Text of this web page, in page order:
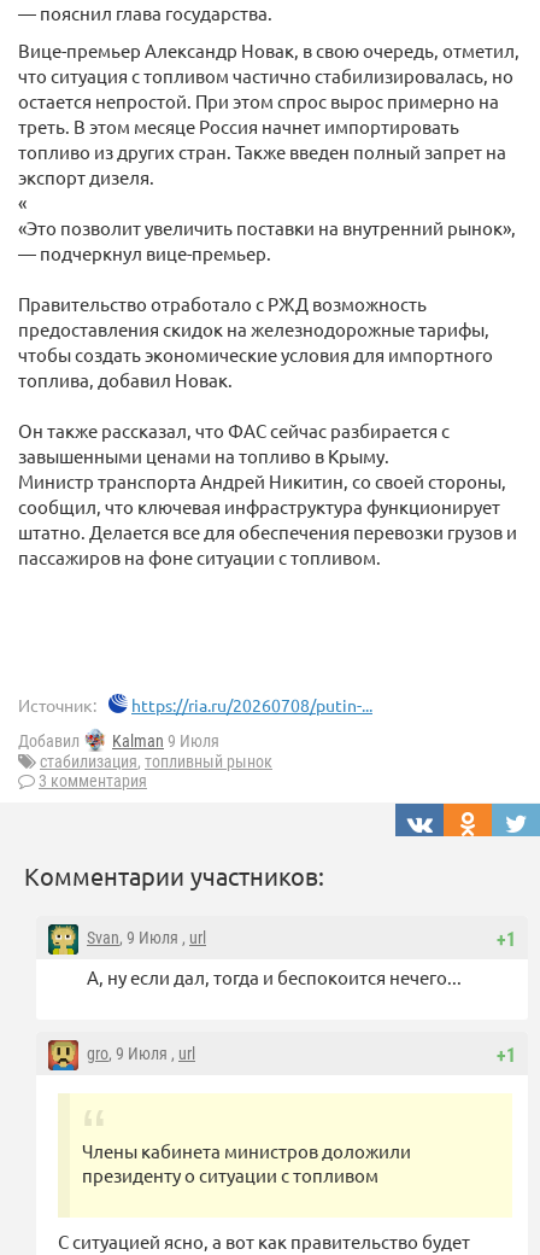
— пояснил глава государства.
Вице-премьер Александр Новак, в свою очередь, отметил,
что ситуация с топливом частично стабилизировалась, но
остается непростой. При этом спрос вырос примерно на
треть. В этом месяце Россия начнет импортировать
топливо из других стран. Также введен полный запрет на
экспорт дизеля.
«
«Это позволит увеличить поставки на внутренний рынок»,
— подчеркнул вице-премьер.
Правительство отработало с РЖД возможность
предоставления скидок на железнодорожные тарифы,
чтобы создать экономические условия для импортного
топлива, добавил Новак.
Он также рассказал, что ФАС сейчас разбирается с
завышенными ценами на топливо в Крыму.
Министр транспорта Андрей Никитин, со своей стороны,
сообщил, что ключевая инфраструктура функционирует
штатно. Делается все для обеспечения перевозки грузов и
пассажиров на фоне ситуации с топливом.
Источник: https://ria.ru/20260708/putin-...
Добавил Kalman 9 Июля
стабилизация, топливный рынок
3 комментария
Комментарии участников:
+1
Svan, 9 Июля , url
А, ну если дал, тогда и беспокоится нечего...
+1
gro, 9 Июля , url
Члены кабинета министров доложили
президенту о ситуации с топливом
С ситуацией ясно, а вот как правительство будет